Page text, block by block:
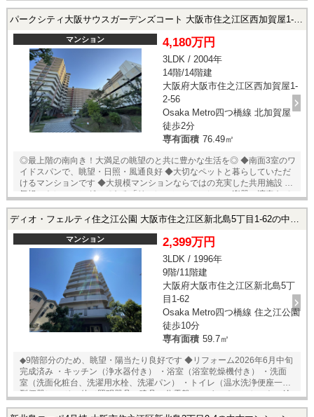
フロアタイル貼（玄関土間） ■壁・天井…クロス貼 ■ハウスクリーニング パークシティ大阪サウスガーデンズコート 大阪市住之江区西加賀屋1-2-56の中古マンション
マンション 4,180万円
3LDK / 2004年
14階/14階建
大阪府大阪市住之江区西加賀屋1-
2-56
Osaka Metro四つ橋線 北加賀屋
徒歩2分
専有面積 76.49㎡
◎最上階の南向き！大満足の眺望のと共に豊かな生活を◎ ◆南面3室のワ
イドスパンで、眺望・日照・風通良好 ◆大切なペットと暮らしていただ
けるマンションです ◆大規模マンションならではの充実した共用施設 ・
気軽にトレーニングのできる「リフレッシュルーム」 ・楽器の演奏もで
ーム」 ・お子様がおもいっきり遊ぶことのできる「キッズパーク」
ディオ・フェルティ住之江公園 大阪市住之江区新北島5丁目1-62の中古マンション
マンション 2,399万円
3LDK / 1996年
9階/11階建
大阪府大阪市住之江区新北島5丁
目1-62
Osaka Metro四つ橋線 住之江公園
徒歩10分
専有面積 59.7㎡
◆9階部分のため、眺望・陽当たり良好です ◆リフォーム2026年6月中旬
完成済み ・キッチン（浄水器付き） ・浴室（浴室乾燥機付き） ・洗面
室（洗面化粧台、洗濯用水栓、洗濯パン） ・トイレ（温水洗浄便座一体
型便器） ・その他（照明器具、建具、分電盤、スイッチコンセント、給